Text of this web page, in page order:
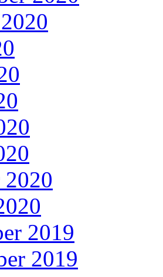
2020
2019
2019